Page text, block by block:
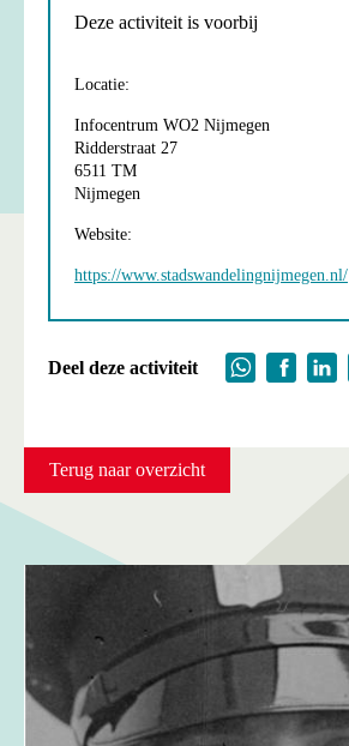
Deze activiteit is voorbij
Locatie:
Infocentrum WO2 Nijmegen
Ridderstraat 27
6511 TM
Nijmegen
Website:
https://www.stadswandelingnijmegen.nl/
Deel deze activiteit
Terug naar overzicht